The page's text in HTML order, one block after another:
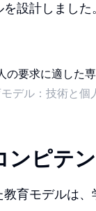
設計しました
デル：技術と個
ンピテ
育モデルは